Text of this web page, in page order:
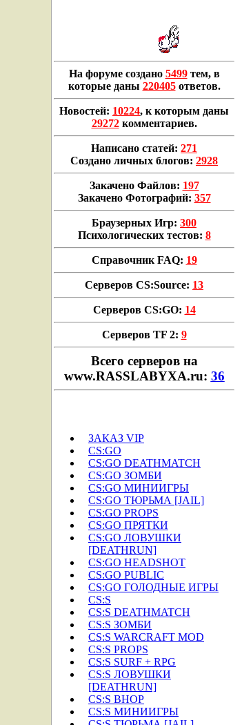
На форуме создано 5499тем, в
которые даны 220405ответов.
Новостей: 10224, к которым даны
29272комментариев.
Написано статей: 271
Создано личных блогов: 2928
Закачено Файлов: 197
Закачено Фотографий: 357
Браузерных Игр: 300
Психологических тестов: 8
Справочник FAQ: 19
Серверов CS:Source: 13
Серверов CS:GO: 14
Серверов TF 2: 9
Всего cерверов на
www.RASSLABYXA.ru: 36
ЗАКАЗ VIP
CS:GO
CS:GO DEATHMATCH
CS:GO ЗОМБИ
CS:GO МИНИИГРЫ
CS:GO ТЮРЬМА [JAIL]
CS:GO PROPS
CS:GO ПРЯТКИ
CS:GO ЛОВУШКИ
[DEATHRUN]
CS:GO HEADSHOT
CS:GO PUBLIC
CS:GO ГОЛОДНЫЕ ИГРЫ
CS:S
CS:S DEATHMATCH
CS:S ЗОМБИ
CS:S WARCRAFT MOD
CS:S PROPS
CS:S SURF + RPG
CS:S ЛОВУШКИ
[DEATHRUN]
CS:S BHOP
CS:S МИНИИГРЫ